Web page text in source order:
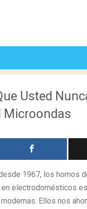
Usted
Microondas
1967, los hornos
electrodomésticos
Ellos nos